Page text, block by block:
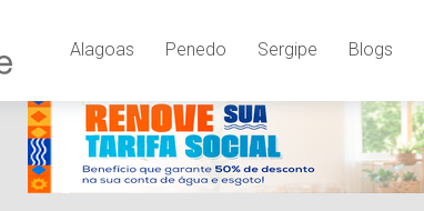
Alagoas Penedo Sergipe Blogs